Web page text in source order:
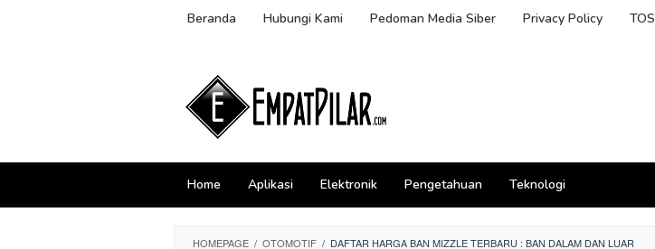
Beranda Hubungi Kami Pedoman Media Siber Privacy Policy TOS
Home Aplikasi Elektronik Pengetahuan Teknologi
HOMEPAGE / OTOMOTIF / DAFTAR HARGA BAN MIZZLE TERBARU : BAN DALAM DAN LUAR